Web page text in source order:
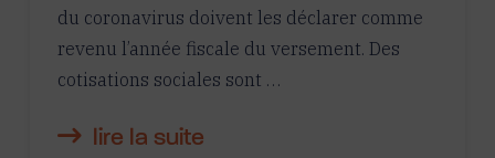
du coronavirus doivent les déclarer comme
revenu l’année fiscale du versement. Des
cotisations sociales sont …
lire la suite